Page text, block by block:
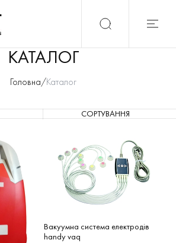
КАТАЛОГ
Головна/Каталог
СОРТУВАННЯ
Вакуумна система електродів
handy vaq